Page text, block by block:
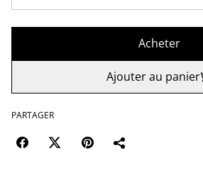
Acheter
Ajouter au panier
PARTAGER